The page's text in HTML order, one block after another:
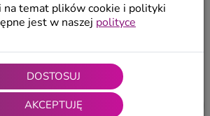
/ Kolekcje / Skrzaty i Krasnale
4.85 / 5 (41 ocen
temat plików cookie i polityki
jest w naszej polityce
DOSTOSUJ
AKCEPTUJĘ